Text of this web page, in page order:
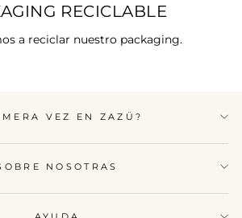
RECICLABLE
a reciclar nuestro packaging.
VEZ EN ZAZÜ?
NOSOTRAS